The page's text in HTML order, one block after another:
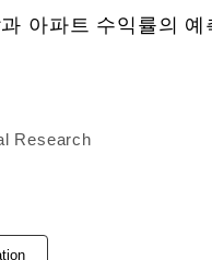
아파트 수익률의
Research